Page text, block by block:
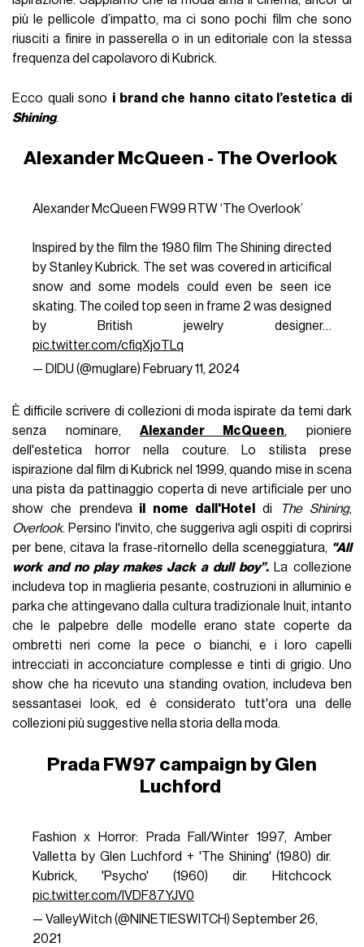
più le pellicole d’impatto, ma ci sono pochi film che sono
riusciti a finire in passerella o in un editoriale con la stessa
frequenza del capolavoro di Kubrick.
Ecco quali sono i brand che hanno citato l’estetica di
Shining.
Alexander McQueen - The Overlook
Alexander McQueen FW99 RTW ‘The Overlook’
Inspired by the film the 1980 film The Shining directed
by Stanley Kubrick. The set was covered in articifical
snow and some models could even be seen ice
skating. The coiled top seen in frame 2 was designed
by British jewelry designer…
pic.twitter.com/cfiqXjoTLq
— DIDU (@muglare) February 11, 2024
È difficile scrivere di collezioni di moda ispirate da temi dark
senza nominare, Alexander McQueen, pioniere
dell'estetica horror nella couture. Lo stilista prese
ispirazione dal film di Kubrick nel 1999, quando mise in scena
una pista da pattinaggio coperta di neve artificiale per uno
show che prendevail nome dall'Hotel di The Shining,
Overlook. Persino l'invito, che suggeriva agli ospiti di coprirsi
per bene, citava la frase-ritornello della sceneggiatura, "All
work and no play makes Jack a dull boy”. La collezione
includeva top in maglieria pesante, costruzioni in alluminio e
parka che attingevano dalla cultura tradizionale Inuit, intanto
che le palpebre delle modelle erano state coperte da
ombretti neri come la pece o bianchi, e i loro capelli
intrecciati in acconciature complesse e tinti di grigio. Uno
show che ha ricevuto una standing ovation, includeva ben
sessantasei look, ed è considerato tutt'ora una delle
collezioni più suggestive nella storia della moda.
Prada FW97 campaign by Glen
Luchford
Fashion x Horror: Prada Fall/Winter 1997, Amber
Valletta by Glen Luchford + 'The Shining' (1980) dir.
Kubrick, 'Psycho' (1960) dir. Hitchcock
pic.twitter.com/IVDF87YJV0
— ValleyWitch (@NINETIESWITCH) September 26,
2021